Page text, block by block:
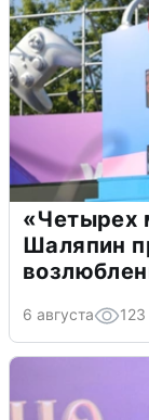
«Четырех
Шаляпин
6 августа 123